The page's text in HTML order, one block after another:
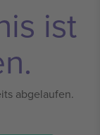
ist
abgelaufen.